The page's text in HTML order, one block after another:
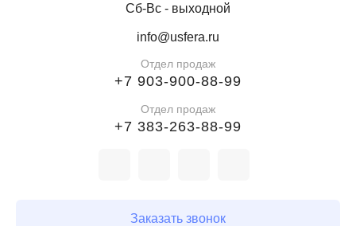
Сб-Вс - выходной
info@usfera.ru
Отдел продаж
+7 903-900-88-99
Отдел продаж
+7 383-263-88-99
Заказать звонок